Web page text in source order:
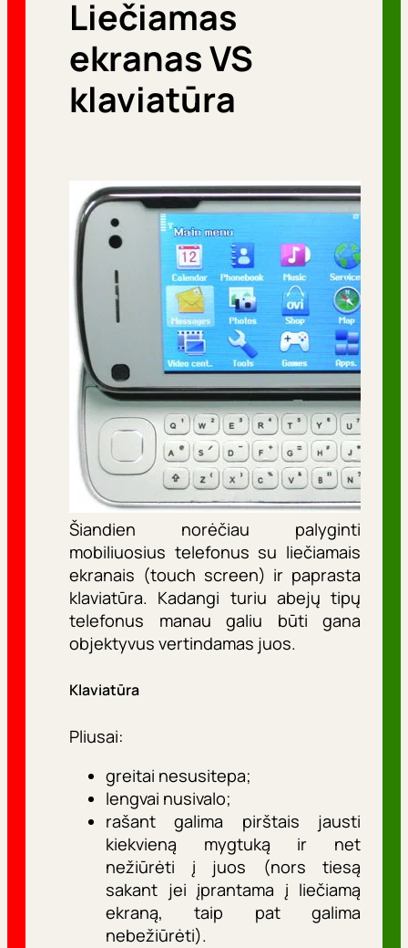
o
Liečiamas
ekranas VS
klaviatūra
Šiandien norėčiau palyginti
mobiliuosius telefonus su liečiamais
ekranais (touch screen) ir paprasta
klaviatūra. Kadangi turiu abejų tipų
telefonus manau galiu būti gana
objektyvus vertindamas juos.
Klaviatūra
Pliusai:
greitai nesusitepa;
lengvai nusivalo;
rašant galima pirštais jausti
kiekvieną mygtuką ir net
nežiūrėti į juos (nors tiesą
sakant jei įprantama į liečiamą
ekraną, taip pat galima
nebežiūrėti).